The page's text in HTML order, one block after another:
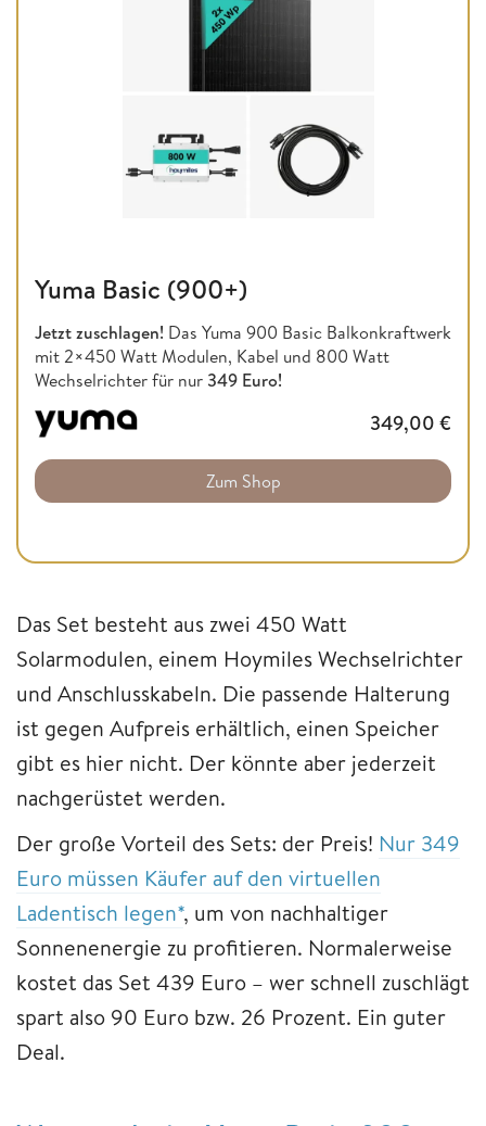
Yuma Basic (900+)
Jetzt zuschlagen! Das Yuma 900 Basic Balkonkraftwerk
mit 2×450 Watt Modulen, Kabel und 800 Watt
Wechselrichter für nur 349 Euro!
349,00 €
Zum Shop
Das Set besteht aus zwei 450 Watt
Solarmodulen, einem Hoymiles Wechselrichter
und Anschlusskabeln. Die passende Halterung
ist gegen Aufpreis erhältlich, einen Speicher
gibt es hier nicht. Der könnte aber jederzeit
nachgerüstet werden.
Der große Vorteil des Sets: der Preis! Nur 349
Euro müssen Käufer auf den virtuellen
Ladentisch legen*, um von nachhaltiger
Sonnenenergie zu profitieren. Normalerweise
kostet das Set 439 Euro – wer schnell zuschlägt
spart also 90 Euro bzw. 26 Prozent. Ein guter
Deal.